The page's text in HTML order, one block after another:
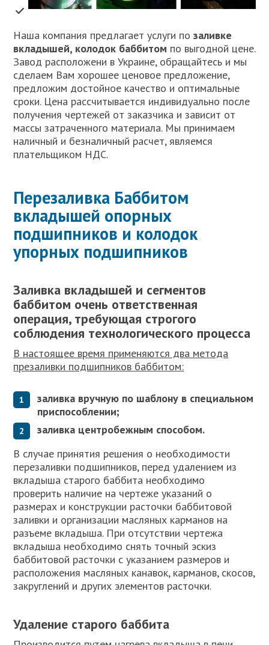
Наша компания предлагает услуги позаливке
вкладышей, колодок баббитом по выгодной цене.
Завод расположени в Украине, обращайтесь и мы
сделаем Вам хорошее ценовое предложение,
предложим достойное качество и оптимальные
сроки. Цена рассчитывается индивидуально после
получения чертежей от заказчика и зависит от
массы затраченного материала. Мы принимаем
наличный и безналичный расчет, являемся
плательщиком НДС.
Перезаливка Баббитом
вкладышей опорных
подшипников и колодок
упорных подшипников
Заливка вкладышей и сегментов
баббитом очень ответственная
операция, требующая строгого
соблюдения технологического процесса
В настоящее время применяются два метода
презаливки подшипников баббитом:
заливка вручную по шаблону в специальном
приспособлении;
заливка центробежным способом.
В случае принятия решения о необходимости
перезаливки подшипников, перед удалением из
вкладыша старого баббита необходимо
проверить наличие на чертеже указаний о
размерах и конструкции расточки баббитовой
заливки и организации масляных карманов на
разъеме вкладыша. При отсутствии чертежа
вкладыша необходимо снять точный эскиз
баббитовой расточки с указанием размеров и
расположения масляных канавок, карманов, скосов,
закруглений и других элементов расточки.
Удаление старого баббита